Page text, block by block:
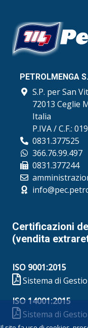
PETROLMENGA
S.P. per San
72013 Ceglie
Italia
P.IVA / C.F.:
0831.377525
366.76.99.497
0831.377244
Certificazioni
(vendita
ISO 9001:2015
Sistema di
ISO 14001:2015
Sistema di